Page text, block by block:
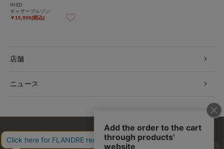
INED
ギャザーブルゾン
￥15,950(税込)
店舗
ニュース